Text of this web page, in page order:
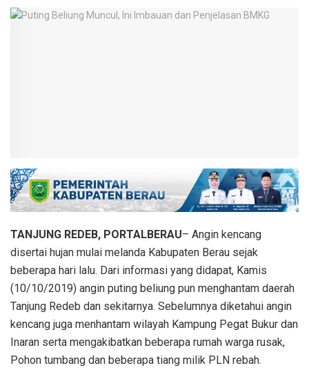
TANJUNG REDEB, PORTALBERAU– Angin kencang
disertai hujan mulai melanda Kabupaten Berau sejak
beberapa hari lalu. Dari informasi yang didapat, Kamis
(10/10/2019) angin puting beliung pun menghantam daerah
Tanjung Redeb dan sekitarnya. Sebelumnya diketahui angin
kencang juga menhantam wilayah Kampung Pegat Bukur dan
Inaran serta mengakibatkan beberapa rumah warga rusak,
Pohon tumbang dan beberapa tiang milik PLN rebah.